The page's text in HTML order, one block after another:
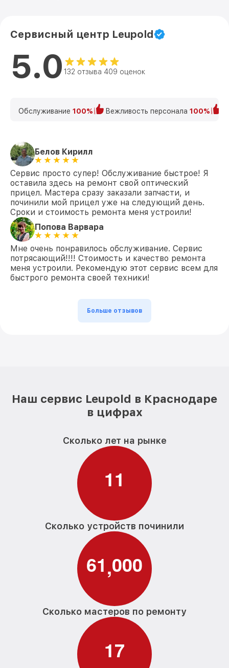
Сервисный центр Leupold
5.0 132 отзыва 409 оценок
Обслуживание 100% Вежливость персонала 100%
Белов Кирилл
Сервис просто супер! Обслуживание быстрое! Я
оставила здесь на ремонт свой оптический
прицел. Мастера сразу заказали запчасти, и
починили мой прицел уже на следующий день.
Сроки и стоимость ремонта меня устроили!
Попова Варвара
Мне очень понравилось обслуживание. Сервис
потрясающий!!!! Стоимость и качество ремонта
меня устроили. Рекомендую этот сервис всем для
быстрого ремонта своей техники!
Больше отзывов
Наш сервис Leupold в Краснодаре
в цифрах
Сколько лет на рынке
11
Сколько устройств починили
61,000
Сколько мастеров по ремонту
17